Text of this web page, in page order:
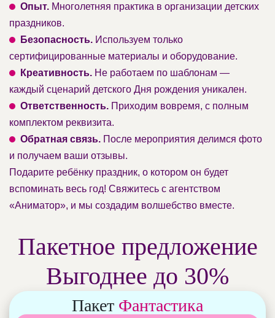
Опыт. Многолетняя практика в организации детских
праздников.
Безопасность. Используем только
сертифицированные материалы и оборудование.
Креативность. Не работаем по шаблонам —
каждый сценарий детского Дня рождения уникален.
Ответственность. Приходим вовремя, с полным
комплектом реквизита.
Обратная связь. После мероприятия делимся фото
и получаем ваши отзывы.
Подарите ребёнку праздник, о котором он будет
вспоминать весь год! Свяжитесь с агентством
«Аниматор», и мы создадим волшебство вместе.
Пакетное предложение
Выгоднее до 30%
Пакет Фантастика